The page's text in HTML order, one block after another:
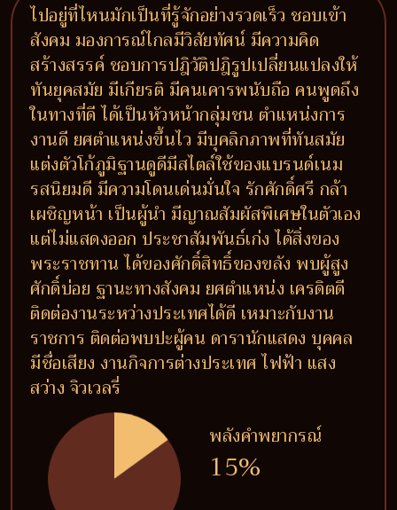
ไปอยู่ที่ไหนมักเป็นที่รู้จักอย่างรวดเร็ว ชอบเข้า
สังคม มองการณ์ไกลมีวิสัยทัศน์ มีความคิด
สร้างสรรค์ ชอบการปฎิวัติปฎิรูปเปลี่ยนแปลงให้
ทันยุคสมัย มีเกียรติ มีคนเคารพนับถือ คนพูดถึง
ในทางที่ดี ได้เป็นหัวหน้ากลุ่มชน ตำแหน่งการ
งานดี ยศตำแหน่งขึ้นไว มีบุคลิกภาพที่ทันสมัย
แต่งตัวโก้ภูมิฐานดูดีมีสไตล์ใช้ของแบรนด์เนม
รสนิยมดี มีความโดนเด่นมั่นใจ รักศักดิ์ศรี กล้า
เผชิญหน้า เป็นผู้นำ มีญาณสัมผัสพิเศษในตัวเอง
แต่ไม่แสดงออก ประชาสัมพันธ์เก่ง ได้สิ่งของ
พระราชทาน ได้ของศักดิ์สิทธิ์ของขลัง พบผู้สูง
ศักดิ์บ่อย ฐานะทางสังคม ยศตำแหน่ง เครดิตดี
ติดต่องานระหว่างประเทศได้ดี เหมาะกับงาน
ราชการ ติดต่อพบปะผู้คน ดารานักแสดง บุคคล
มีชื่อเสียง งานกิจการต่างประเทศ ไฟฟ้า แสง
สว่าง จิวเวลรี่
พลังคำพยากรณ์
15%